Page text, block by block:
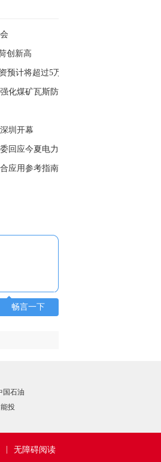
创新高
预计将超过5万亿元
化煤矿瓦斯防治工作
圳开幕
回应今夏电力保供形势
应用参考指南发布
畅言一下
国石油
投
无障碍阅读